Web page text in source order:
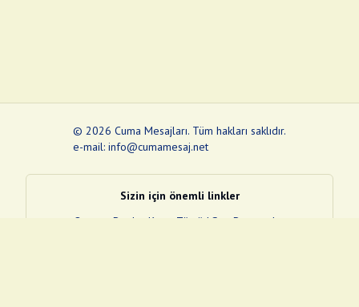
© 2026 Cuma Mesajları. Tüm hakları saklıdır.
e-mail: info@cumamesaj.net
Sizin için önemli linkler
Quran
e-Devlet Kapısı Tüvtürk Son Depremler